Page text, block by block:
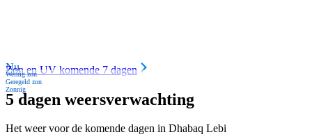
Nu
Weinig zon
Geregeld zon
Zonnig
Zon en UV komende 7 dagen
5 dagen weersverwachting
Het weer voor de komende dagen in Dhabaq Lebi